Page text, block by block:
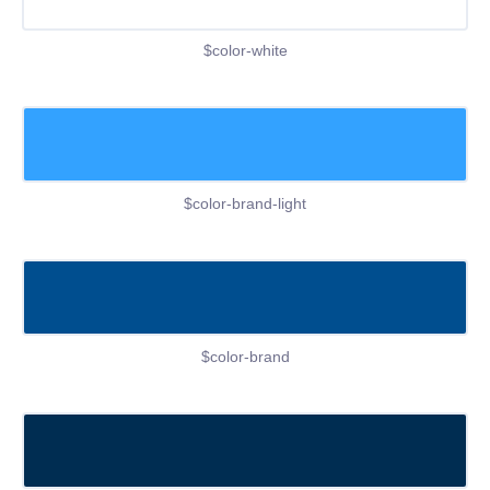
$color-white
$color-brand-light
$color-brand